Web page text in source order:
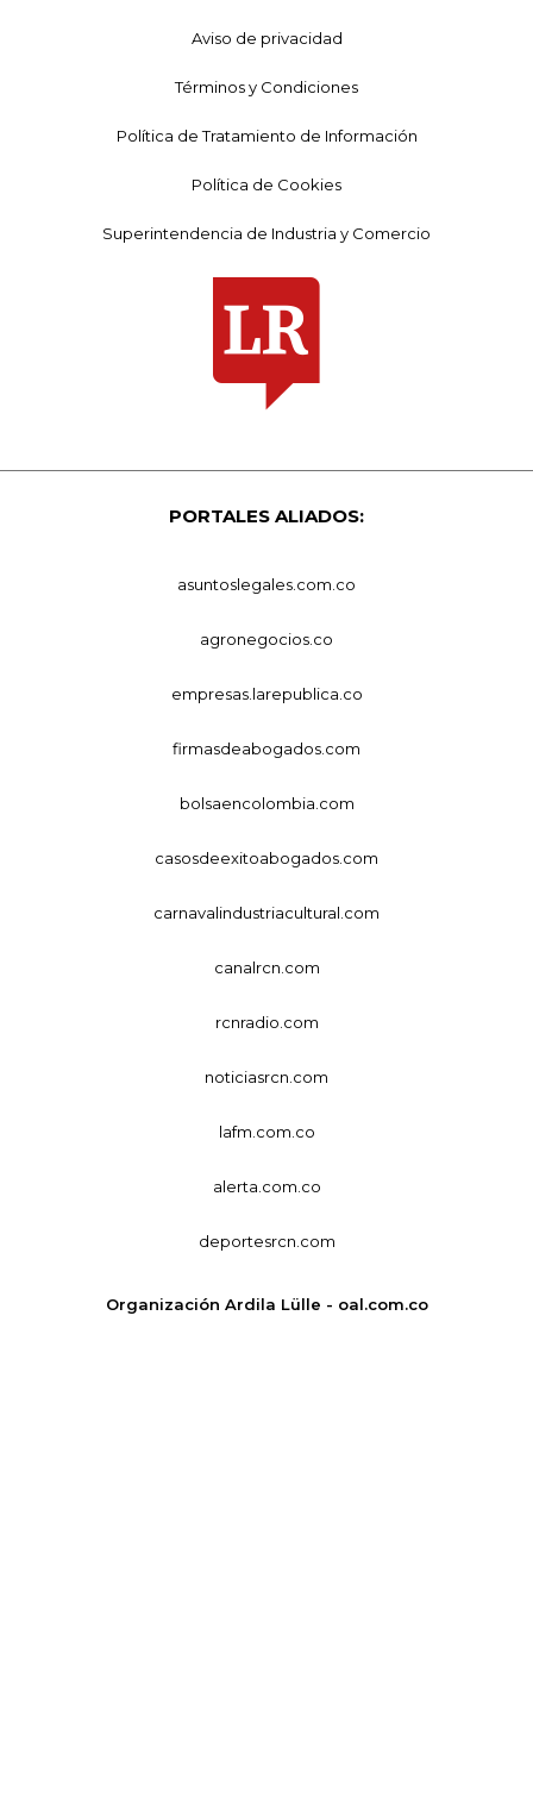
Aviso de privacidad
Términos y Condiciones
Política de Tratamiento de Información
Política de Cookies
Superintendencia de Industria y Comercio
PORTALES ALIADOS:
asuntoslegales.com.co
agronegocios.co
empresas.larepublica.co
firmasdeabogados.com
bolsaencolombia.com
casosdeexitoabogados.com
carnavalindustriacultural.com
canalrcn.com
rcnradio.com
noticiasrcn.com
lafm.com.co
alerta.com.co
deportesrcn.com
Organización Ardila Lülle - oal.com.co